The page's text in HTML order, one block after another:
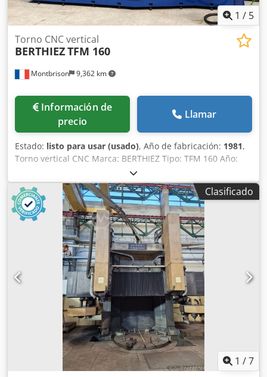
posiciones Transportador de virutas
1 / 5
Montbrison 9,362 km
Torno CNC vertical
BERTHIEZTFM 160
Información de
precio
Llamar
Estado: listo para usar (usado), Año de fabricación: 1981,
Torno vertical CNC Marca: BERTHIEZ Tipo: TFM 160 Año:
1981 / modernizado en 2009 CNC: Siemens 840 DSL
Número de serie: 133216 Cjdpfszgtmnsx Ai Sorf
Especificaciones: Diámetro de la mesa: 1600 mm Diámetro
máximo de torneado: 1880 mm Altura máxima de
mecanizado: 1600 mm Recorrido vertical del carro: 1300
mm Velocidades de rotación de la mesa: de 2 a 250 rpm
Potencia del motor de la mesa: 37/45 kW Carga máxima
admisible en la mesa: 15 T Velocidad de desplazamiento
del carro: 400 mm/min Sección del husillo: 200 x 200 mm
Recorrido del husillo del carro portaherramientas: 1000
mm Recorrido del carro a la derecha del eje de la mesa:
1070 mm Recorrido del carro a la izquierda del eje de la
mesa: aproximadamente 900 mm Equipado con: Reglas de
medición HEIDENHAIN Motor de la mesa SIEMENS 37/45
kW Cargador de herramientas de 12 posiciones
Transportador de virutas Juego de soportes de
herramientas Se suministra con 4 mordazas.
Clasificado
1 /7